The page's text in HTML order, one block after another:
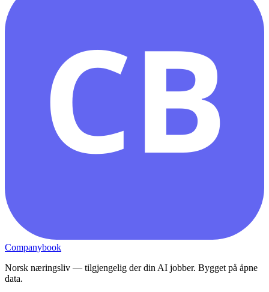
CB
Companybook
Norsk næringsliv — tilgjengelig der din AI jobber. Bygget på åpne
data.